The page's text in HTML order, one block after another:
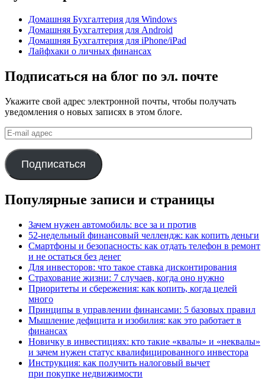
Домашняя Бухгалтерия для Windows
Домашняя Бухгалтерия для Android
Домашняя Бухгалтерия для iPhone/iPad
Лайфхаки о личных финансах
Подписаться на блог по эл. почте
Укажите свой адрес электронной почты, чтобы получать
уведомления о новых записях в этом блоге.
E-
mail
адрес
Подписаться
Популярные записи и страницы
Зачем нужен автомобиль: все за и против
52-недельный финансовый челлендж: как копить деньги
Смартфоны и безопасность: как отдать телефон в ремонт
и не остаться без денег
Для инвесторов: что такое ставка дисконтирования
Страхование жизни: 7 случаев, когда оно нужно
Приоритеты и сбережения: как копить, когда целей
много
Принципы в управлении финансами: 5 базовых правил
Мышление дефицита и изобилия: как это работает в
финансах
Новичку в инвестициях: кто такие «квалы» и «неквалы»
и зачем нужен статус квалифицированного инвестора
Инструкция: как получить налоговый вычет
при покупке недвижимости